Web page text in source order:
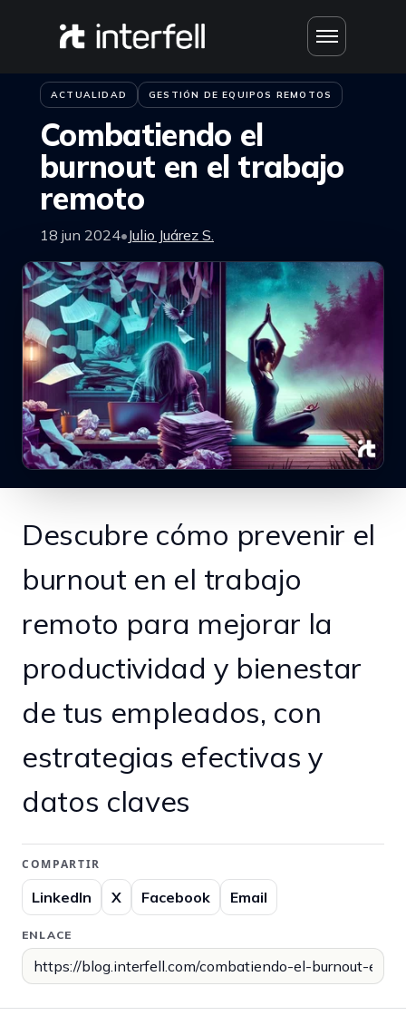
Saltar al contenido
ACTUALIDAD GESTIÓN DE EQUIPOS REMOTOS
Combatiendo el
burnout en el trabajo
remoto
18 jun 2024•Julio Juárez S.
Descubre cómo prevenir el
burnout en el trabajo
remoto para mejorar la
productividad y bienestar
de tus empleados, con
estrategias efectivas y
datos claves
COMPARTIR
LinkedIn X Facebook Email
ENLACE